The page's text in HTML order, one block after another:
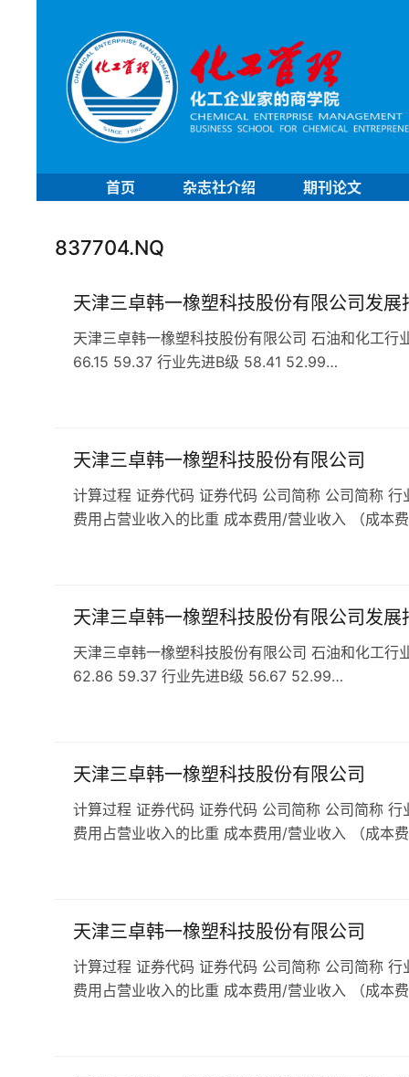
首页 杂志社介绍 期刊论文
837704.NQ
天津三卓韩一橡塑科技股份有限公司发展
天津三卓韩一橡塑科技股份有限公司 石油和化工
66.15 59.37 行业先进B级 58.41 52.99…
天津三卓韩一橡塑科技股份有限公司
计算过程 证券代码 证券代码 公司简称 公司简称
费用占营业收入的比重 成本费用/营业收入 （成本
天津三卓韩一橡塑科技股份有限公司发展
天津三卓韩一橡塑科技股份有限公司 石油和化工
62.86 59.37 行业先进B级 56.67 52.99…
天津三卓韩一橡塑科技股份有限公司
计算过程 证券代码 证券代码 公司简称 公司简称
费用占营业收入的比重 成本费用/营业收入 （成本
天津三卓韩一橡塑科技股份有限公司
计算过程 证券代码 证券代码 公司简称 公司简称
费用占营业收入的比重 成本费用/营业收入 （成本